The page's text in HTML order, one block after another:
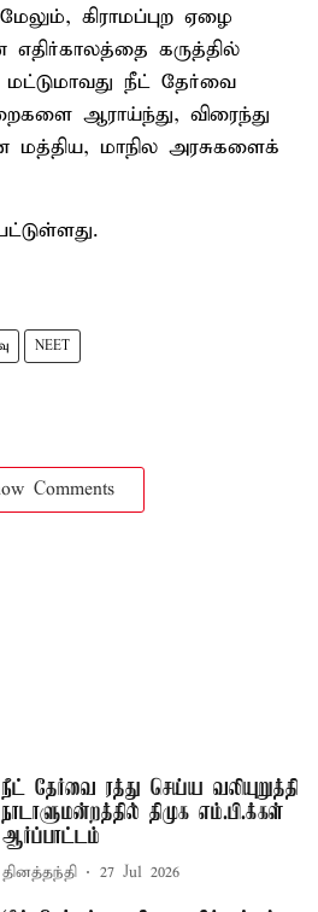
கிராமப்புற ஏழை
கருத்தில்
நீட் தேர்வை
ஆராய்ந்து, விரைந்து
மாநில அரசுகளைக்
NEET
Comments
நீட் தேர்வை ரத்து செய்ய வலியுறுத்தி
நாடாளுமன்றத்தில் திமுக எம்.பி.க்கள்
ஆர்ப்பாட்டம்
தினத்தந்தி 27 Jul 2026